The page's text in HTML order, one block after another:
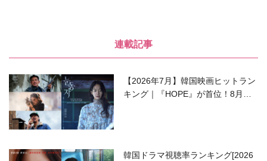
連載記事
【2026年7月】韓国映画ヒットラン
キング｜『HOPE』が首位！8月公
韓国ドラマ視聴率ランキング[2026